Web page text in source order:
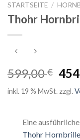
STARTSEITE /
Thohr
599,00€
inkl. 19 % MwSt. zzgl.
Eine
Thohr